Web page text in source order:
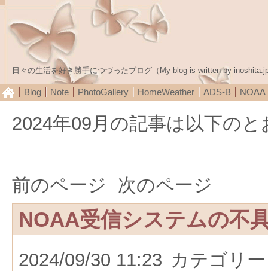
日々の生活を好き勝手につづったブログ（My blog is written by
Blog Note PhotoGallery HomeWeather ADS-B NOAA
2024年09月の記事は以下の
前のページ 次のページ
NOAA受信システムの不
2024/09/30 11:23 カテゴリ